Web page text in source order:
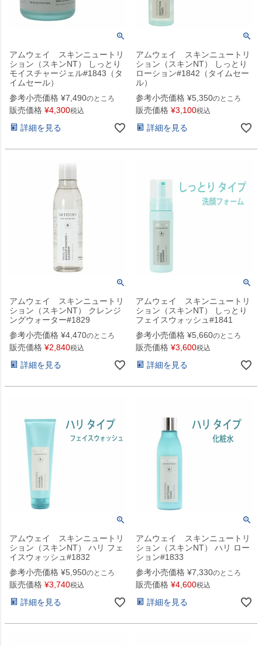
アムウェイ スキンニュートリ
ション（スキンNT） しっとり
モイスチャージェル#1843（タ
イムセール）
参考小売価格 ¥7,490のところ
販売価格 ¥4,300税込
詳細を見る
アムウェイ スキンニュートリ
ション（スキンNT） しっとり
ローション#1842（タイムセー
ル）
参考小売価格 ¥5,350のところ
販売価格 ¥3,100税込
詳細を見る
アムウェイ スキンニュートリ
ション（スキンNT） クレンジ
ングウォーター#1829
参考小売価格 ¥4,470のところ
販売価格 ¥2,840税込
詳細を見る
アムウェイ スキンニュートリ
ション（スキンNT） しっとり
フェイスウォッシュ#1841
参考小売価格 ¥5,660のところ
販売価格 ¥3,600税込
詳細を見る
アムウェイ スキンニュートリ
ション（スキンNT） ハリ フェ
イスウォッシュ#1832
参考小売価格 ¥5,950のところ
販売価格 ¥3,740税込
詳細を見る
アムウェイ スキンニュートリ
ション（スキンNT） ハリ ロー
ション#1833
参考小売価格 ¥7,330のところ
販売価格 ¥4,600税込
詳細を見る